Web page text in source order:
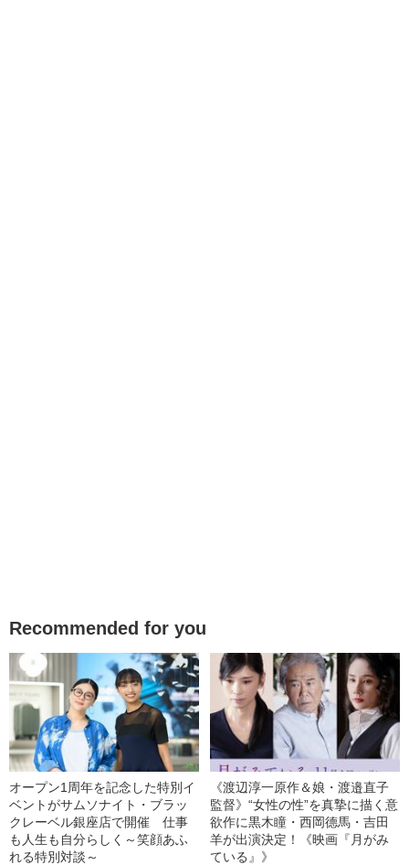
Recommended for you
オープン1周年を記念した特別イ
ベントがサムソナイト・ブラッ
クレーベル銀座店で開催 仕事
も人生も自分らしく～笑顔あふ
れる特別対談～
《渡辺淳一原作＆娘・渡邉直子
監督》“女性の性”を真摯に描く意
欲作に黒木瞳・西岡德馬・吉田
羊が出演決定！《映画『月がみ
ている』》